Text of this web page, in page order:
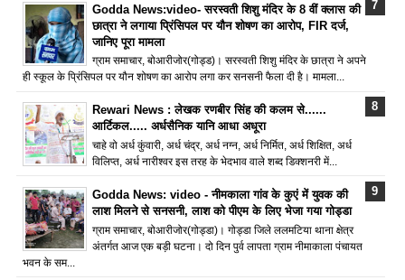
Godda News:video- सरस्वती शिशु मंदिर के 8 वीं क्लास की
छात्रा ने लगाया प्रिंसिपल पर यौन शोषण का आरोप, FIR दर्ज,
जानिए पूरा मामला
ग्राम समाचार, बोआरीजोर(गोड्ड)। सरस्वती शिशु मंदिर के छात्रा ने अपने
ही स्कूल के प्रिंसिपल पर यौन शोषण का आरोप लगा कर सनसनी फैला दी है। मामला...
Rewari News : लेखक रणबीर सिंह की कलम से......
आर्टिकल..... अर्धसैनिक यानि आधा अधूरा
चाहे वो अर्ध कुंवारी, अर्ध चंद्र, अर्ध नग्न, अर्ध निर्मित, अर्ध शिक्षित, अर्ध
विलिप्त, अर्ध नारीश्वर इस तरह के भेदभाव वाले शब्द डिक्शनरी में...
Godda News: video - नीमकाला गांव के कुएं में युवक की
लाश मिलने से सनसनी, लाश को पीएम के लिए भेजा गया गोड्डा
ग्राम समाचार, बोआरीजोर(गोड्डा)। गोड्डा जिले ललमटिया थाना क्षेत्र
अंतर्गत आज एक बड़ी घटना। दो दिन पुर्व लापता ग्राम नीमाकाला पंचायत
भवन के सम...